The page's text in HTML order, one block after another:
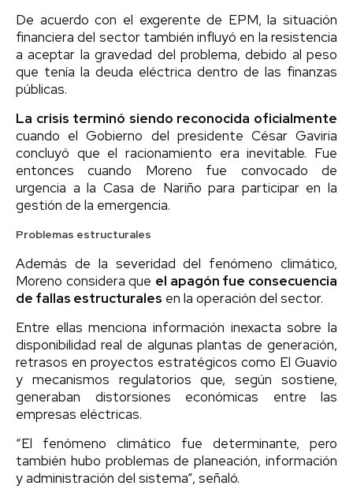
De acuerdo con el exgerente de EPM, la situación
financiera del sector también influyó en la resistencia
a aceptar la gravedad del problema, debido al peso
que tenía la deuda eléctrica dentro de las finanzas
públicas.
La crisis terminó siendo reconocida oficialmente
cuando el Gobierno del presidente César Gaviria
concluyó que el racionamiento era inevitable. Fue
entonces cuando Moreno fue convocado de
urgencia a la Casa de Nariño para participar en la
gestión de la emergencia.
Problemas estructurales
Además de la severidad del fenómeno climático,
Moreno considera que el apagón fue consecuencia
de fallas estructurales en la operación del sector.
Entre ellas menciona información inexacta sobre la
disponibilidad real de algunas plantas de generación,
retrasos en proyectos estratégicos como El Guavio
y mecanismos regulatorios que, según sostiene,
generaban distorsiones económicas entre las
empresas eléctricas.
“El fenómeno climático fue determinante, pero
también hubo problemas de planeación, información
y administración del sistema”, señaló.